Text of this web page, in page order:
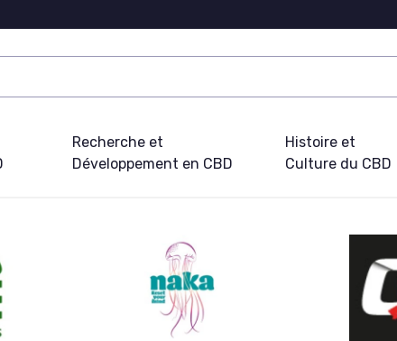
Recherche et
Développement en CBD
Histoire et
Culture du CBD